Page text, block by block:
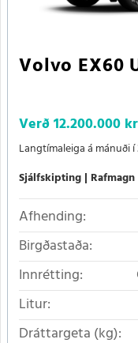
Volvo EX60
Verð12.200.000
Langtímaleiga á mánuði
Sjálfskipting Rafmagn
Afhending:
Birgðastaða:
Innrétting:
Litur:
Dráttargeta (kg):